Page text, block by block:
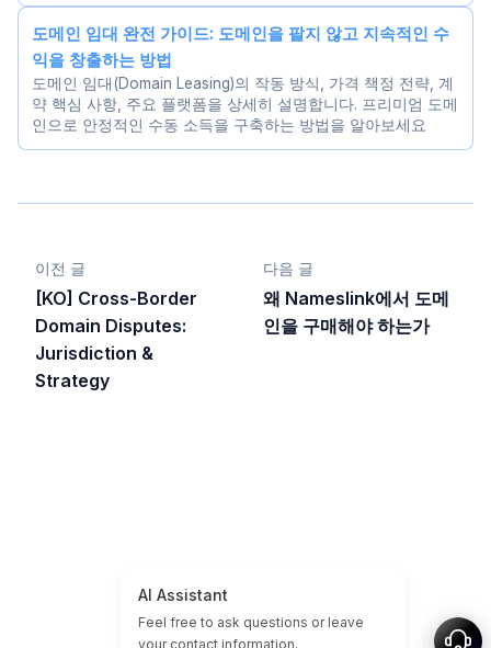
도메인 임대 완전 가이드: 도메인을 팔지 않고 지속적인 수
익을 창출하는 방법
도메인 임대(Domain Leasing)의 작동 방식, 가격 책정 전략, 계
약 핵심 사항, 주요 플랫폼을 상세히 설명합니다. 프리미엄 도메
인으로 안정적인 수동 소득을 구축하는 방법을 알아보세요
이전 글
[KO] Cross-Border
Domain Disputes:
Jurisdiction &
Strategy
다음 글
왜 Nameslink에서 도메
인을 구매해야 하는가